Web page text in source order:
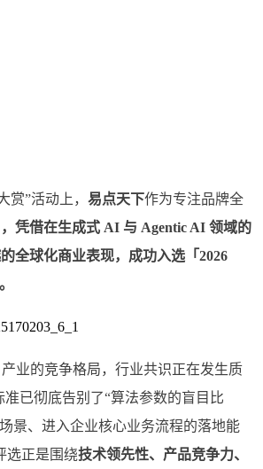
赏”活动上， 易点天下作为专注品牌全
，凭借在生成式 AI 与 Agentic AI 领域的
全球化商业表现，成功入选「2026
业的竞争格局，行业共识正在发生质
已彻底告别了“算法参数的盲目比
景、进入企业核心业务流程的落地能
选正是围绕技术领先性、产品竞争力、